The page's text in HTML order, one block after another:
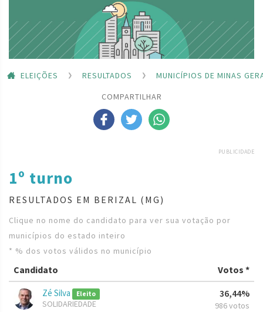
ELEIÇÕES RESULTADOS
MUNICÍPIOS DE MINAS
COMPARTILHAR
PUBLICIDADE
1º turno
RESULTADOS EM BERIZAL (MG)
Clique no nome do candidato para ver sua votação por
municípios do estado inteiro
* % dos votos válidos no município
Candidato Votos *
Zé Silva Eleito
SOLIDARIEDADE
36,44%
986 votos